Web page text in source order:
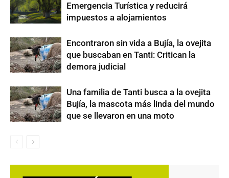
Emergencia Turística y reducirá
impuestos a alojamientos
Encontraron sin vida a Bujía, la ovejita
que buscaban en Tanti: Critican la
demora judicial
Una familia de Tanti busca a la ovejita
Bujía, la mascota más linda del mundo
que se llevaron en una moto